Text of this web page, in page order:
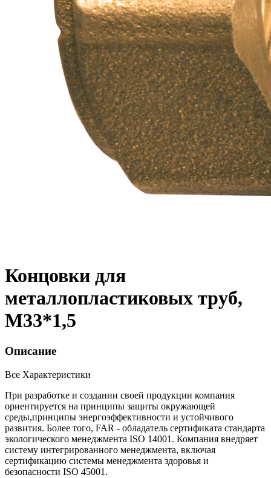
Концовки для
металлопластиковых труб,
М33*1,5
Описание
Все Характеристики
При разработке и создании своей продукции компания
ориентируется на принципы защиты окружающей
среды,принципы энергоэффективности и устойчивого
развития. Более того, FAR - обладатель сертификата стандарта
экологического менеджмента ISO 14001. Компания внедряет
систему интегрированного менеджмента, включая
сертификацию системы менеджмента здоровья и
безопасности ISO 45001.